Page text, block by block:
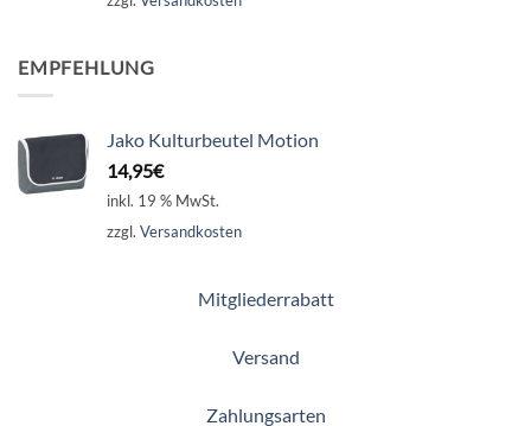
EMPFEHLUNG
Jako Kulturbeutel Motion
14,95€
inkl. 19 % MwSt.
zzgl. Versandkosten
Mitgliederrabatt
Versand
Zahlungsarten